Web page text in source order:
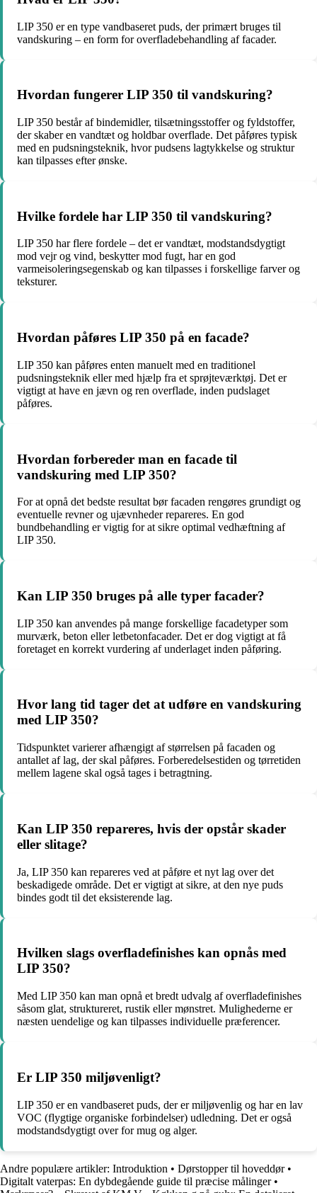
LIP 350 er en type vandbaseret puds, der primært bruges til
vandskuring – en form for overfladebehandling af facader.
Hvordan fungerer LIP 350 til vandskuring?
LIP 350 består af bindemidler, tilsætningsstoffer og fyldstoffer,
der skaber en vandtæt og holdbar overflade. Det påføres typisk
med en pudsningsteknik, hvor pudsens lagtykkelse og struktur
kan tilpasses efter ønske.
Hvilke fordele har LIP 350 til vandskuring?
LIP 350 har flere fordele – det er vandtæt, modstandsdygtigt
mod vejr og vind, beskytter mod fugt, har en god
varmeisoleringsegenskab og kan tilpasses i forskellige farver og
teksturer.
Hvordan påføres LIP 350 på en facade?
LIP 350 kan påføres enten manuelt med en traditionel
pudsningsteknik eller med hjælp fra et sprøjteværktøj. Det er
vigtigt at have en jævn og ren overflade, inden pudslaget
påføres.
Hvordan forbereder man en facade til
vandskuring med LIP 350?
For at opnå det bedste resultat bør facaden rengøres grundigt og
eventuelle revner og ujævnheder repareres. En god
bundbehandling er vigtig for at sikre optimal vedhæftning af
LIP 350.
Kan LIP 350 bruges på alle typer facader?
LIP 350 kan anvendes på mange forskellige facadetyper som
murværk, beton eller letbetonfacader. Det er dog vigtigt at få
foretaget en korrekt vurdering af underlaget inden påføring.
Hvor lang tid tager det at udføre en vandskuring
med LIP 350?
Tidspunktet varierer afhængigt af størrelsen på facaden og
antallet af lag, der skal påføres. Forberedelsestiden og tørretiden
mellem lagene skal også tages i betragtning.
Kan LIP 350 repareres, hvis der opstår skader
eller slitage?
Ja, LIP 350 kan repareres ved at påføre et nyt lag over det
beskadigede område. Det er vigtigt at sikre, at den nye puds
bindes godt til det eksisterende lag.
Hvilken slags overfladefinishes kan opnås med
LIP 350?
Med LIP 350 kan man opnå et bredt udvalg af overfladefinishes
såsom glat, struktureret, rustik eller mønstret. Mulighederne er
næsten uendelige og kan tilpasses individuelle præferencer.
Er LIP 350 miljøvenligt?
LIP 350 er en vandbaseret puds, der er miljøvenlig og har en lav
VOC (flygtige organiske forbindelser) udledning. Det er også
modstandsdygtigt over for mug og alger.
Andre populære artikler: Introduktion • Dørstopper til hoveddør•
Digitalt vaterpas: En dybdegående guide til præcise målinger•